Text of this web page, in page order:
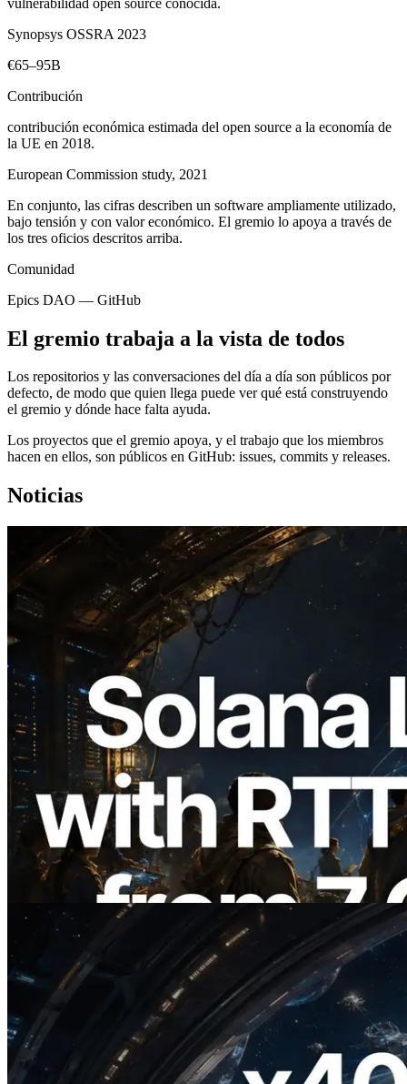
Synopsys OSSRA 2023
€65–95B
Contribución
contribución económica estimada del open source a la economía de
la UE en 2018.
European Commission study, 2021
En conjunto, las cifras describen un software ampliamente utilizado,
bajo tensión y con valor económico. El gremio lo apoya a través de
los tres oficios descritos arriba.
Comunidad
Epics DAO — GitHub
El gremio trabaja a la vista de todos
Los repositorios y las conversaciones del día a día son públicos por
defecto, de modo que quien llega puede ver qué está construyendo
el gremio y dónde hace falta ayuda.
Los proyectos que el gremio apoya, y el trabajo que los miembros
hacen en ellos, son públicos en GitHub: issues, commits y releases.
Noticias
2026.08.05
ERPC amplía la Leader Slot API de
Solana con medición de ping desde 7
regiones globales — También se lanza la
Validators Information API
Leer este artículo